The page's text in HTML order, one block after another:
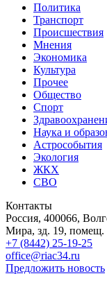
Политика
Транспорт
Происшествия
Мнения
Экономика
Культура
Прочее
Общество
Спорт
Наука и
Астрособытия
Экология
ЖКХ
СВО
Контакты
Россия, 400066,
Мира, зд. 19, помещ.
+7 (8442) 25-19-25
office@riac34.ru
Предложить новость